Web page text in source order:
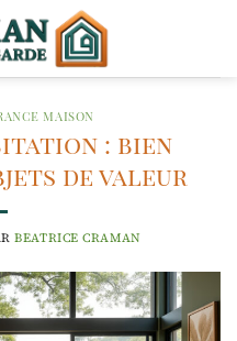
MAISON
: bien
de valeur
BEATRICE CRAMAN